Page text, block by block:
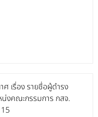
ศ เรื่อง รายชื่อผู้ดำรง
งคณะกรรมการ กสจ.